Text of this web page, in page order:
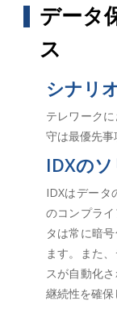
データ
ス
シナリ
テレワーク
守は最優先事
IDXの
IDXはデータ
のコンプラ
タは常に暗
ます。また
スが自動化
継続性を確保